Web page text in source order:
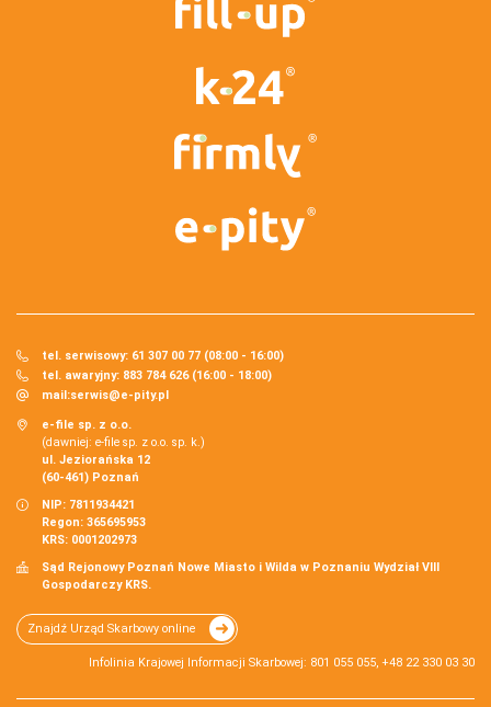
tel. serwisowy: 61 307 00 77 (08:00 - 16:00)
tel. awaryjny: 883 784 626 (16:00 - 18:00)
mail:serwis@e-pity.pl
e-file sp. z o.o.
(dawniej: e-file sp. z o.o. sp. k.)
ul. Jeziorańska 12
(60-461) Poznań
NIP: 7811934421
Regon: 365695953
KRS: 0001202973
Sąd Rejonowy Poznań Nowe Miasto i Wilda w Poznaniu Wydział VIII
Gospodarczy KRS.
Znajdź Urząd Skarbowy online
Infolinia Krajowej Informacji Skarbowej: 801 055 055, +48 22 330 03 30